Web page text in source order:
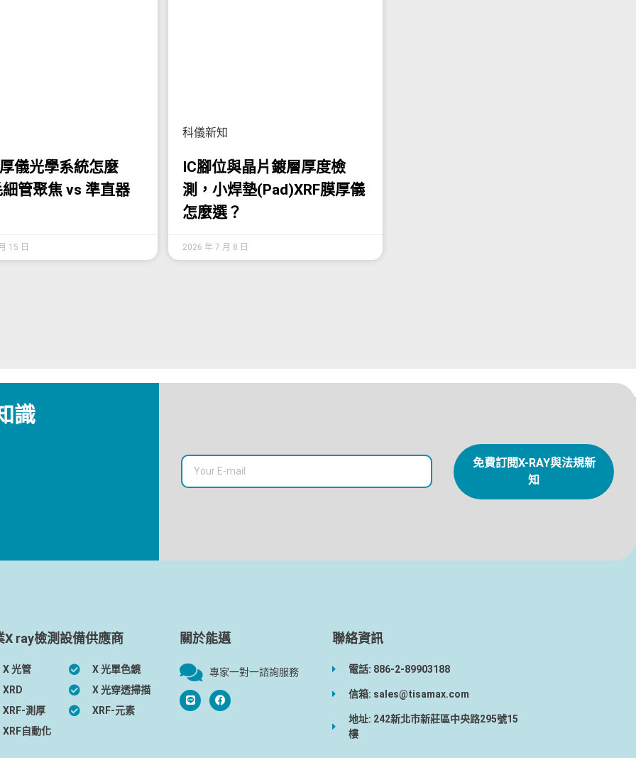
儀光學系統怎麼
管聚焦 vs 準直器
15 日
科儀新知
IC腳位與晶片鍍層厚度檢
測，小焊墊(Pad)XRF膜厚儀
怎麼選？
2026 年 7 月 8 日
識
免費訂閱X-RAY與法規新
知
X ray檢測設備供應商
光管
測厚
自動化
X 光單色鏡
X 光穿透掃描
XRF-元素
關於能邁
專家一對一諮詢服務
聯絡資訊
電話: 886-2-89903188
信箱: sales@tisamax.com
地址: 242新北市新莊區中央路295號15
樓